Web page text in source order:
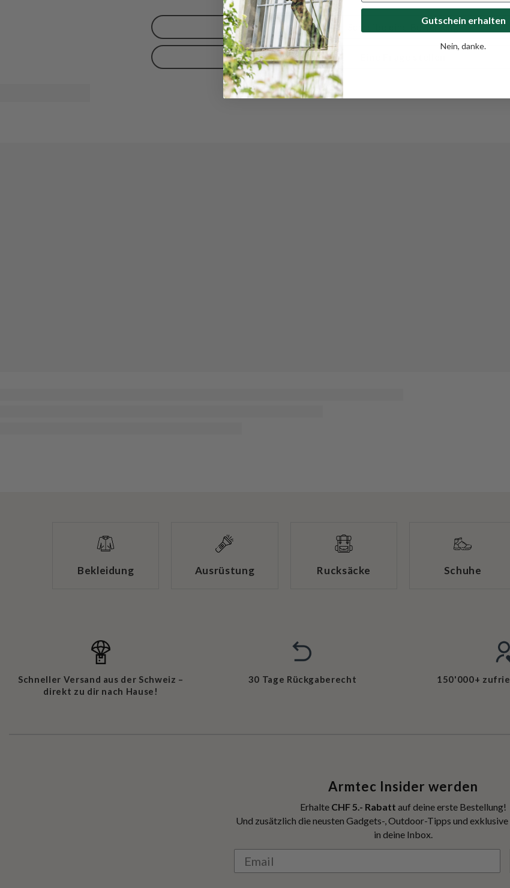
Schreibe eine Bewertung
Bekleidung Ausrüstung Rucksäcke Schuhe
Schneller Versand aus der Schweiz –
direkt zu dir nach Hause!
30 Tage Rückgaberecht 150'000+
Armtec Insider werden
Erhalte CHF 5.- Rabatt auf deine erste Bestellung!
Und zusätzlich die neusten Gadgets-, Outdoor-Tipps und
in deine Inbox.
Gutschein erhalten
Nein, danke.